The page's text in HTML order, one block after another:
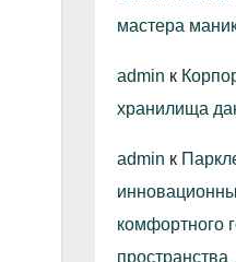
мастера
admin к
хранилища
admin к
комфортного
пространства